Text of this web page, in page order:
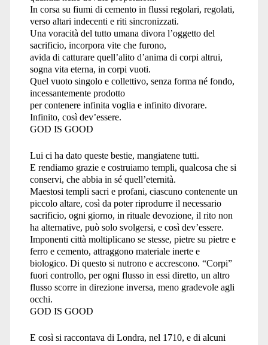
In corsa su fiumi di cemento in flussi regolari, regolati,
verso altari indecenti e riti sincronizzati.
Una voracità del tutto umana divora l’oggetto del
sacrificio, incorpora vite che furono,
avida di catturare quell’alito d’anima di corpi altrui,
sogna vita eterna, in corpi vuoti.
Quel vuoto singolo e collettivo, senza forma né fondo,
incessantemente prodotto
per contenere infinita voglia e infinito divorare.
Infinito, così dev’essere.
GOD IS GOOD
Lui ci ha dato queste bestie, mangiatene tutti.
E rendiamo grazie e costruiamo templi, qualcosa che si
conservi, che abbia in sé quell’eternità.
Maestosi templi sacri e profani, ciascuno contenente un
piccolo altare, così da poter riprodurre il necessario
sacrificio, ogni giorno, in rituale devozione, il rito non
ha alternative, può solo svolgersi, e così dev’essere.
Imponenti città moltiplicano se stesse, pietre su pietre e
ferro e cemento, attraggono materiale inerte e
biologico. Di questo si nutrono e accrescono. “Corpi”
fuori controllo, per ogni flusso in essi diretto, un altro
flusso scorre in direzione inversa, meno gradevole agli
occhi.
GOD IS GOOD
E così si raccontava di Londra, nel 1710, e di alcuni